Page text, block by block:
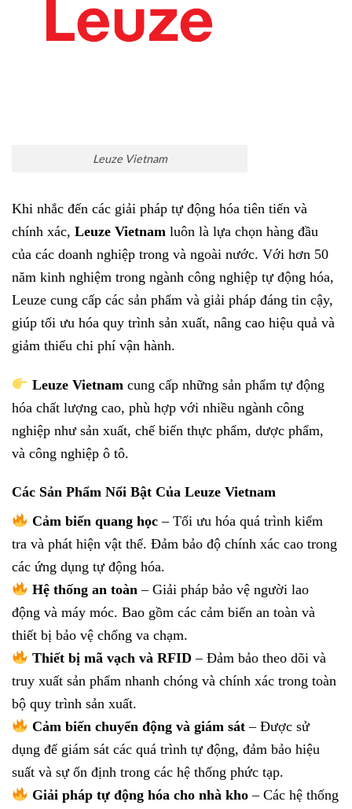
Leuze Vietnam
Khi nhắc đến các giải pháp tự động hóa tiên tiến và
chính xác, Leuze Vietnam luôn là lựa chọn hàng đầu
của các doanh nghiệp trong và ngoài nước. Với hơn 50
năm kinh nghiệm trong ngành công nghiệp tự động hóa,
Leuze cung cấp các sản phẩm và giải pháp đáng tin cậy,
giúp tối ưu hóa quy trình sản xuất, nâng cao hiệu quả và
giảm thiểu chi phí vận hành.
Leuze Vietnam cung cấp những sản phẩm tự động
hóa chất lượng cao, phù hợp với nhiều ngành công
nghiệp như sản xuất, chế biến thực phẩm, dược phẩm,
và công nghiệp ô tô.
Các Sản Phẩm Nổi Bật Của Leuze Vietnam
Cảm biến quang học– Tối ưu hóa quá trình kiểm
tra và phát hiện vật thể. Đảm bảo độ chính xác cao trong
các ứng dụng tự động hóa.
Hệ thống an toàn– Giải pháp bảo vệ người lao
động và máy móc. Bao gồm các cảm biến an toàn và
thiết bị bảo vệ chống va chạm.
Thiết bị mã vạch và RFID – Đảm bảo theo dõi và
truy xuất sản phẩm nhanh chóng và chính xác trong toàn
bộ quy trình sản xuất.
Cảm biến chuyển động và giám sát– Được sử
dụng để giám sát các quá trình tự động, đảm bảo hiệu
suất và sự ổn định trong các hệ thống phức tạp.
Giải pháp tự động hóa cho nhà kho– Các hệ thống